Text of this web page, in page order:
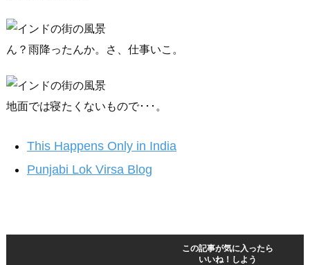
ん？雨降ったんか。さ、仕事いこ。
地面では寝たくないもので･･･。
This Happens Only in India
Punjabi Lok Virsa Blog
この記事が気に入ったら
いいね！しよう